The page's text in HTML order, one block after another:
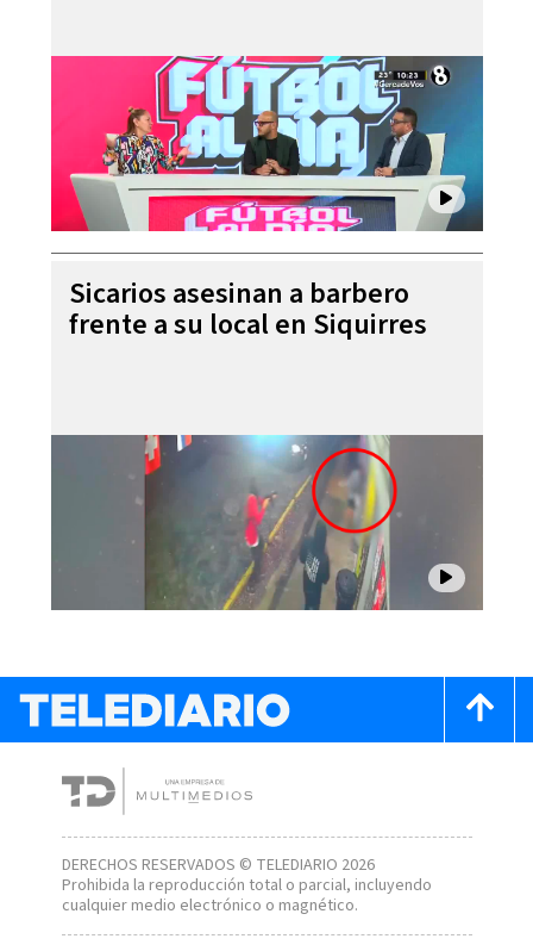
Sicarios asesinan a barbero
frente a su local en Siquirres
DERECHOS RESERVADOS © TELEDIARIO 2026
Prohibida la reproducción total o parcial, incluyendo
cualquier medio electrónico o magnético.